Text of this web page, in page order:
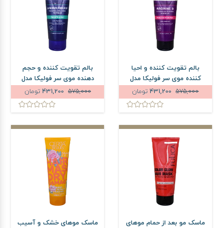
بالم تقویت کننده و احیا
کننده موی سر فولیکا مدل
Arginine B حجم 200 میلی
لیتر
575,000 تومان
بالم تقویت کننده و حجم
دهنده موی سر فولیکا مدل
Amino Fiber F حجم 200
میلی لیتر
575,000
431,200 تومان
ماسک مو بعد از حمام موهای
ماسک موهای خشک و آسیب